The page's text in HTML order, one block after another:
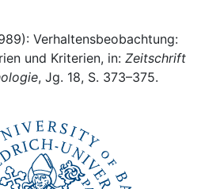
Verhaltensbeobachtung:
und Kriterien, in: Zeitschrift
, Jg. 18, S. 373–375.